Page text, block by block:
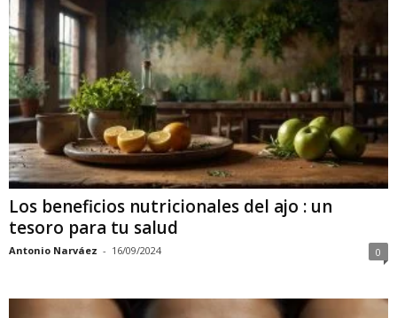
Los beneficios nutricionales del ajo : un
tesoro para tu salud
Antonio Narváez - 16/09/2024 0